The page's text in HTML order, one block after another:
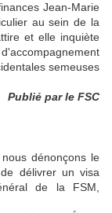
Jean-Marie
au sein de la
et elle inquiète
semeuses
Publié par le FSC
dénonçons le
délivrer un visa
de la FSM,